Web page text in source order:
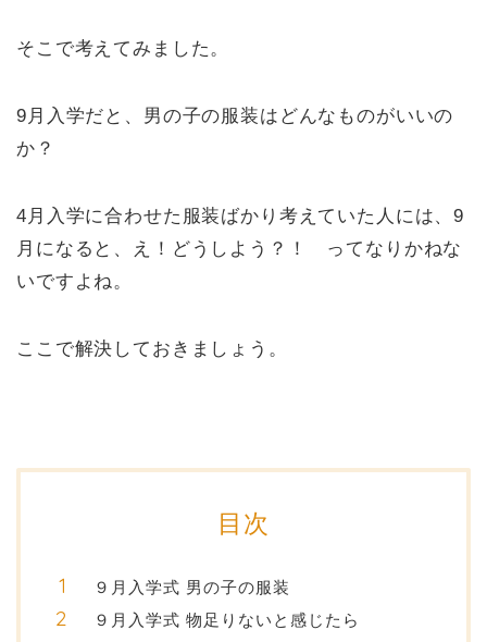
そこで考えてみました。
9月入学だと、男の子の服装はどんなものがいいの
か？
4月入学に合わせた服装ばかり考えていた人には、9
月になると、え！どうしよう？！ ってなりかねな
いですよね。
ここで解決しておきましょう。
目次
９月入学式 男の子の服装
９月入学式 物足りないと感じたら